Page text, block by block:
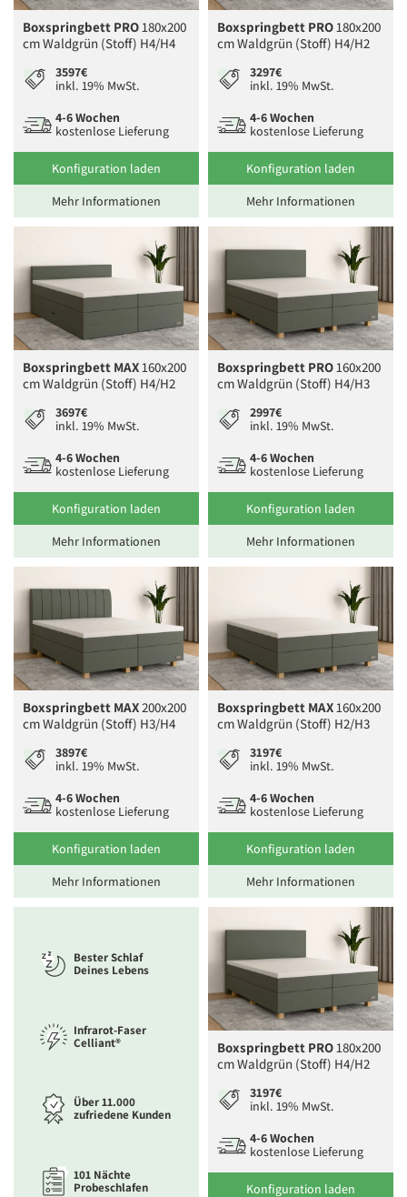
Boxspringbett PRO180x200
cm Waldgrün (Stoff) H4/H4
3597€
inkl. 19% MwSt.
4-6 Wochen
kostenlose Lieferung
Konfiguration laden
Mehr Informationen
Boxspringbett PRO180x200
cm Waldgrün (Stoff) H4/H2
3297€
inkl. 19% MwSt.
4-6 Wochen
kostenlose Lieferung
Konfiguration laden
Mehr Informationen
Boxspringbett MAX160x200
cm Waldgrün (Stoff) H4/H2
3697€
inkl. 19% MwSt.
4-6 Wochen
kostenlose Lieferung
Konfiguration laden
Mehr Informationen
Boxspringbett PRO160x200
cm Waldgrün (Stoff) H4/H3
2997€
inkl. 19% MwSt.
4-6 Wochen
kostenlose Lieferung
Konfiguration laden
Mehr Informationen
Boxspringbett MAX200x200
cm Waldgrün (Stoff) H3/H4
3897€
inkl. 19% MwSt.
4-6 Wochen
kostenlose Lieferung
Konfiguration laden
Mehr Informationen
Boxspringbett MAX160x200
cm Waldgrün (Stoff) H2/H3
3197€
inkl. 19% MwSt.
4-6 Wochen
kostenlose Lieferung
Konfiguration laden
Mehr Informationen
Bester Schlaf
Deines Lebens
Infrarot-Faser
Celliant®
Über 11.000
zufriedene Kunden
101 Nächte
Probeschlafen
Boxspringbett PRO180x200
cm Waldgrün (Stoff) H4/H2
3197€
inkl. 19% MwSt.
4-6 Wochen
kostenlose Lieferung
Konfiguration laden